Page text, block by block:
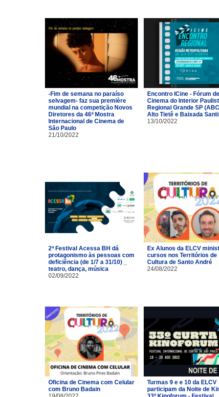
-Fim de semana no paraíso
selvagem- faz sua première
mundial na competição Novos
Diretores da 46ª Mostra
Internacional de Cinema de
São Paulo
21/10/2022
Encontro ICine - Fórum de
Cinema do Interior
Regional Grande SP
Alto Tietê e Baixada
13/10/2022
2ª Festival Acessa BH dá
protagonismo às pessoas com
deficiência (de 1/7 a 31/10) _
teatro, dança, música
02/09/2022
Ex Alunos da ELCV
cursos nos Territórios de
Cultura de Santo André
24/08/2022
Oficina de Cinema com Celular
com Bruno Badain
Turmas 9 e e 10 da ELCV
participam da Noite de